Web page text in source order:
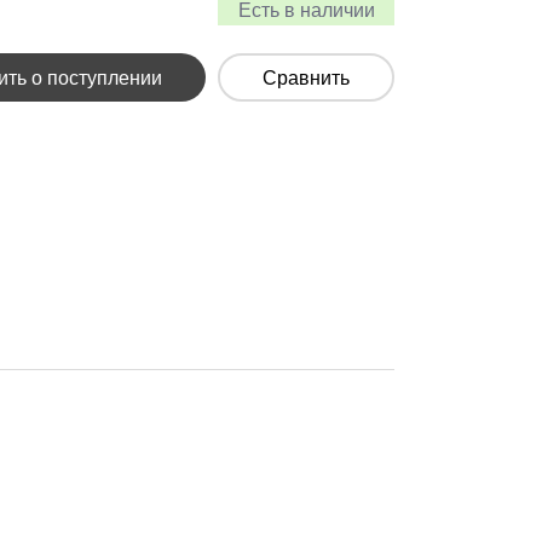
Есть в наличии
о поступлении Сравнить